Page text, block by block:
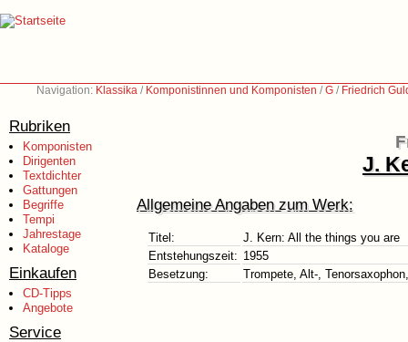
Navigation: Klassika / Komponistinnen und Komponisten /G / Friedrich
Rubriken
Komponisten
Dirigenten
Textdichter
Gattungen
Begriffe
Tempi
Jahrestage
Kataloge
Einkaufen
CD-Tipps
Angebote
Service
J.
Allgemeine Angaben zum Werk:
Titel:
J. Kern: All the things you are
Entstehungszeit: 1955
Besetzung:
Trompete, Alt-,